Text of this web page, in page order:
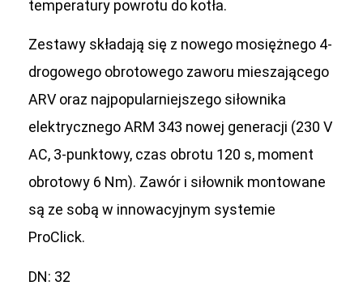
temperatury powrotu do kotła.
Zestawy składają się z nowego mosiężnego 4-
drogowego obrotowego zaworu mieszającego
ARV oraz najpopularniejszego siłownika
elektrycznego ARM 343 nowej generacji (230 V
AC, 3-punktowy, czas obrotu 120 s, moment
obrotowy 6 Nm). Zawór i siłownik montowane
są ze sobą w innowacyjnym systemie
ProClick.
DN: 32